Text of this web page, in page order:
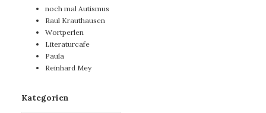
noch mal Autismus
Raul Krauthausen
Wortperlen
Literaturcafe
Paula
Reinhard Mey
Kategorien